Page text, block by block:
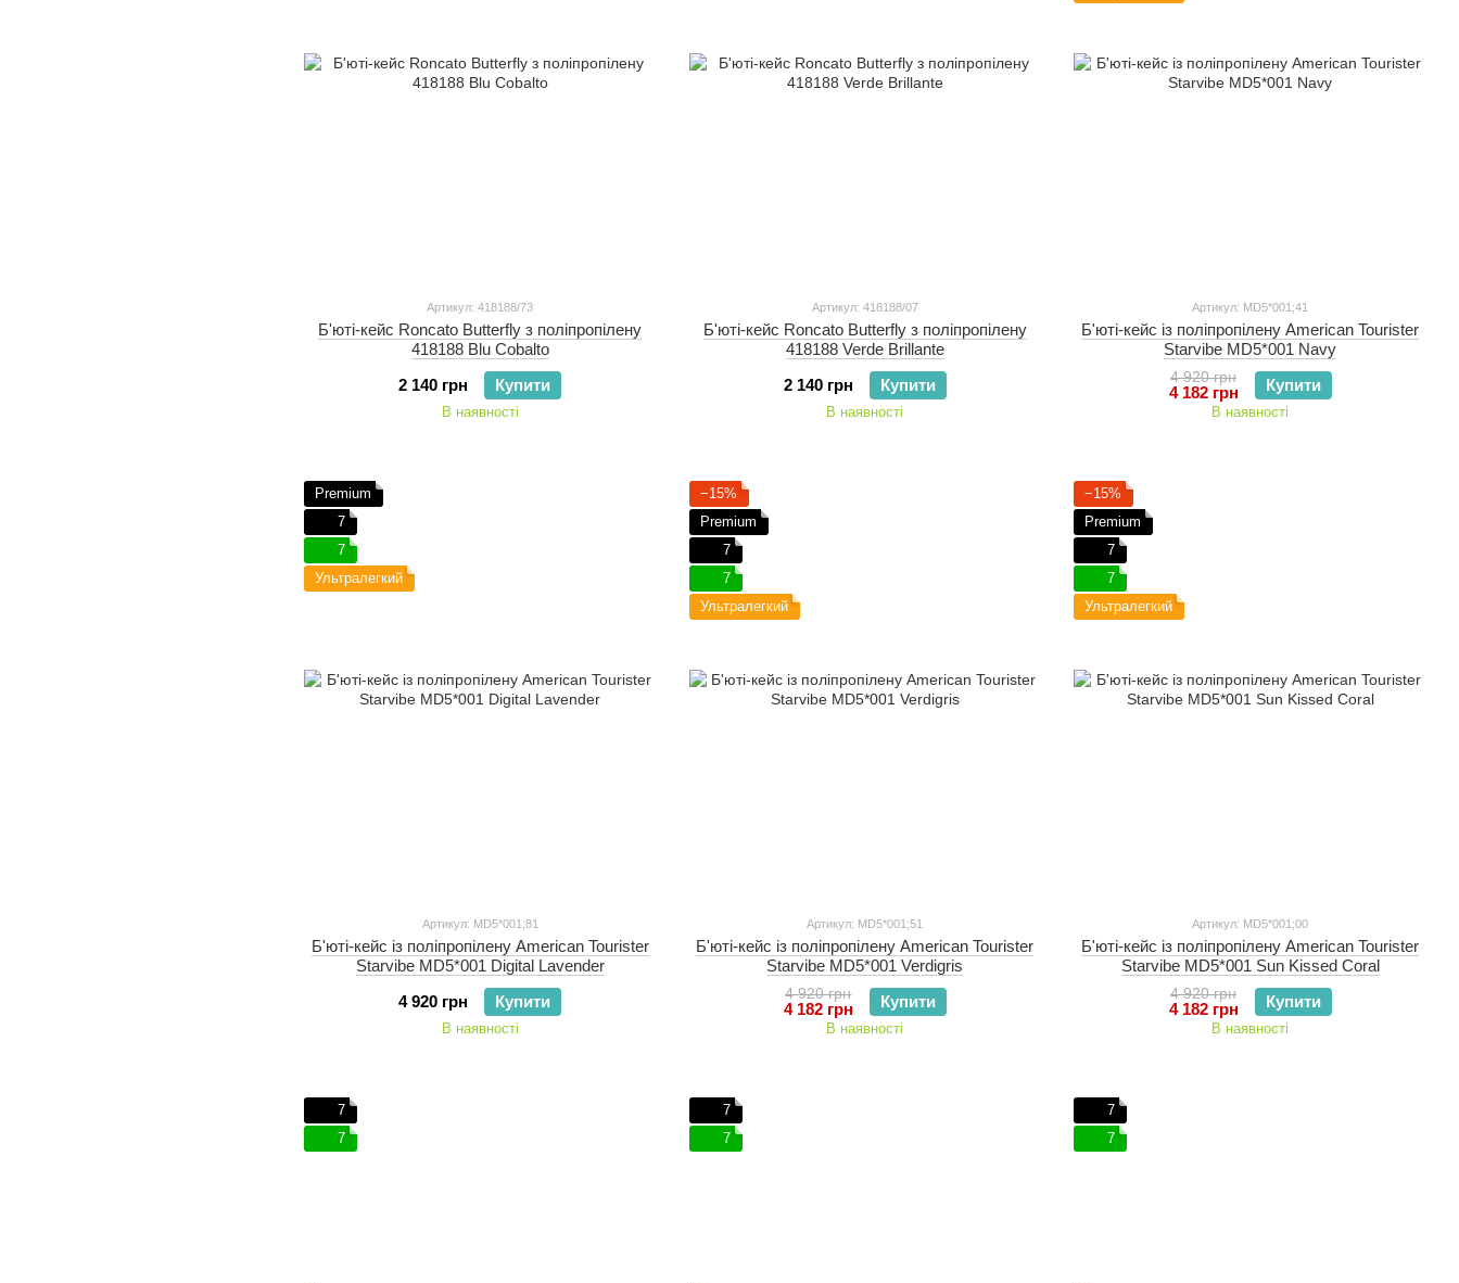
Артикул: 418188/73
Б'юті-кейс Roncato Butterfly з поліпропілену
418188 Blu Cobalto
2 140 грн
Купити
В наявності
Артикул: 418188/07
Б'юті-кейс Roncato Butterfly з поліпропілену
418188 Verde Brillante
2 140 грн
Купити
В наявності
Артикул: MD5*001;41
Б'юті-кейс із поліпропілену American Tourister
Starvibe MD5*001 Navy
4 920 грн
4 182 грн Купити
В наявності
Premium
7
7
Ультралегкий
Артикул: MD5*001;81
Б'юті-кейс із поліпропілену American Tourister
Starvibe MD5*001 Digital Lavender
4 920 грн
Купити
В наявності
−15%
Premium
7
7
Ультралегкий
Артикул: MD5*001;51
Б'юті-кейс із поліпропілену American Tourister
Starvibe MD5*001 Verdigris
4 920 грн
4 182 грн Купити
В наявності
−15%
Premium
7
7
Ультралегкий
Артикул: MD5*001;00
Б'юті-кейс із поліпропілену American Tourister
Starvibe MD5*001 Sun Kissed Coral
4 920 грн
4 182 грн Купити
В наявності
7
7
7
7
7
7